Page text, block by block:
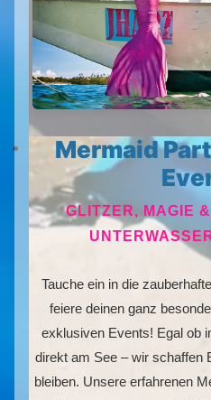
Mermaid
GLITZER, MAGIE
Tauche ein in die
feiere deinen ganz
exklusiven Events! Egal ob
direkt am See – wir schaffen
bleiben. Unsere erfahrenen